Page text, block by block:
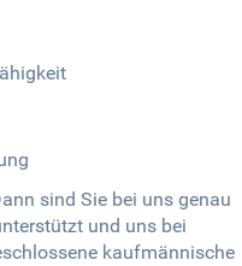
sind Sie bei uns genau
und uns bei
kaufmännische